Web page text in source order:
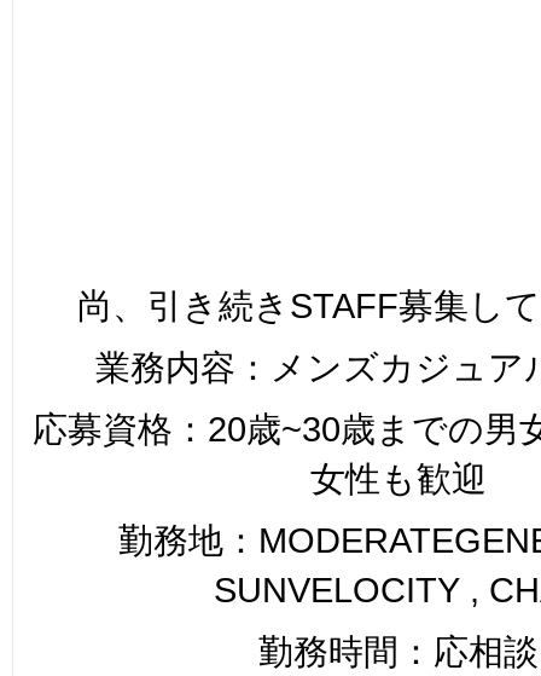
尚、引き続きSTAFF募集し
業務内容：メンズカジュア
応募資格：20歳~30歳までの
女性も歓迎
勤務地：
SUNVELOCITY ,
勤務時間：応相談